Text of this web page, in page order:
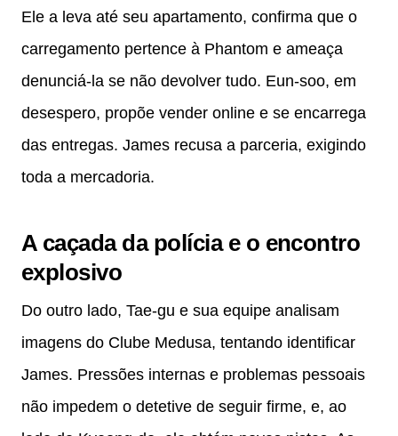
Ele a leva até seu apartamento, confirma que o
carregamento pertence à Phantom e ameaça
denunciá-la se não devolver tudo. Eun-soo, em
desespero, propõe vender online e se encarrega
das entregas. James recusa a parceria, exigindo
toda a mercadoria.
A caçada da polícia e o encontro
explosivo
Do outro lado, Tae-gu e sua equipe analisam
imagens do Clube Medusa, tentando identificar
James. Pressões internas e problemas pessoais
não impedem o detetive de seguir firme, e, ao